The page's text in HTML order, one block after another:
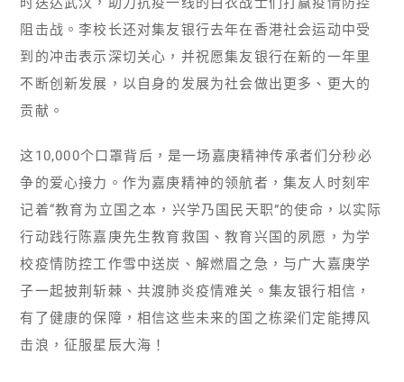
阻击战。李校长还对集友银行去年在香港社会运动中受
到的冲击表示深切关心，并祝愿集友银行在新的一年里
不断创新发展，以自身的发展为社会做出更多、更大的
贡献。
这10,000个口罩背后，是一场嘉庚精神传承者们分秒必
争的爱心接力。作为嘉庚精神的领航者，集友人时刻牢
记着“教育为立国之本，兴学乃国民天职”的使命，以实际
行动践行陈嘉庚先生教育救国、教育兴国的夙愿，为学
校疫情防控工作雪中送炭、解燃眉之急，与广大嘉庚学
子一起披荆斩棘、共渡肺炎疫情难关。集友银行相信，
有了健康的保障，相信这些未来的国之栋梁们定能搏风
击浪，征服星辰大海！